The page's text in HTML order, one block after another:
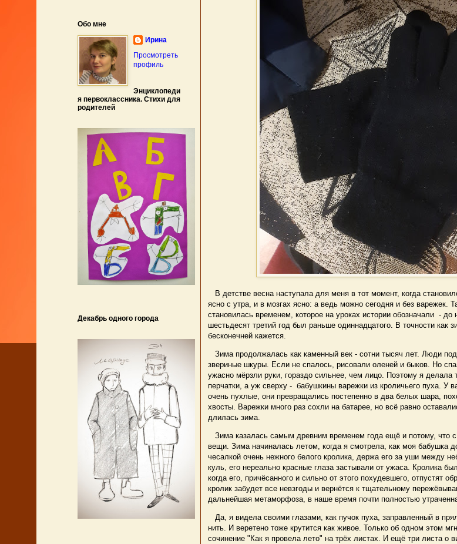
В детстве весна наступала для меня в тот момент, когда
ясно с утра, и в мозгах ясно: а ведь можно сегодня и без варежек.
становилась временем, которое на уроках истории обозначали - до
шестьдесят третий год был раньше одиннадцатого. В точности как
бесконечней кажется.
Зима продолжалась как каменный век - сотни тысяч лет. Люди
звериные шкуры. Если не спалось, рисовали оленей и быков. Но
ужасно мёрзли руки, гораздо сильнее, чем лицо. Поэтому я делала
перчатки, а уж сверху - бабушкины варежки из кроличьего пуха. У
очень пухлые, они превращались постепенно в два белых шара,
хвосты. Варежки много раз сохли на батарее, но всё равно
длилась зима.
Зима казалась самым древним временем года ещё и потому, что
вещи. Зима начиналась летом, когда я смотрела, как моя бабушка
чесалкой очень нежного белого кролика, держа его за уши между
куль, его нереально красные глаза застывали от ужаса. Кролика
когда его, причёсанного и сильно от этого похудевшего, отпустят
кролик забудет все невзгоды и вернётся к тщательному
дальнейшая метаморфоза, в наше время почти полностью
Да, я видела своими глазами, как пучок пуха, заправленный в
нить. И веретено тоже крутится как живое. Только об одном этом
сочинение "Как я провела лето" на трёх листах. И ещё три листа
Обо мне
Ирина
Просмотреть
профиль
Энциклопеди
я первоклассника. Стихи для
родителей
Декабрь одного города